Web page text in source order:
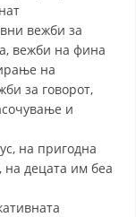
вежби за
вежби на фина
на
за говорот,
и
на пригодна
на децата им беа